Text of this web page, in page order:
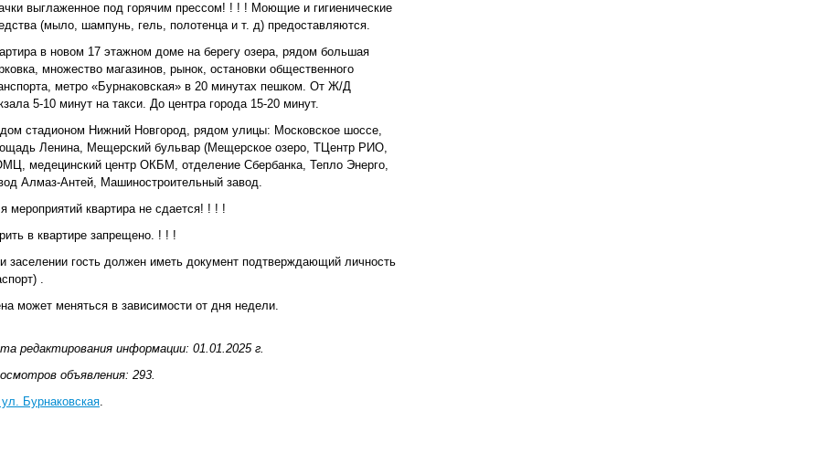
выглаженное под горячим прессом! ! ! ! Моющие и гигиенические
(мыло, шампунь, гель, полотенца и т. д) предоставляются.
в новом 17 этажном доме на берегу озера, рядом большая
множество магазинов, рынок, остановки общественного
метро «Бурнаковская» в 20 минутах пешком. От Ж/Д
5-10 минут на такси. До центра города 15-20 минут.
стадионом Нижний Новгород, рядом улицы: Московское шоссе,
Ленина, Мещерский бульвар (Мещерское озеро, ТЦентр РИО,
медецинский центр ОКБМ, отделение Сбербанка, Тепло Энерго,
Алмаз-Антей, Машиностроительный завод.
мероприятий квартира не сдается! ! ! !
в квартире запрещено. ! ! !
заселении гость должен иметь документ подтверждающий личность
.
может меняться в зависимости от дня недели.
редактирования информации: 01.01.2025 г.
объявления: 293.
Бурнаковская.